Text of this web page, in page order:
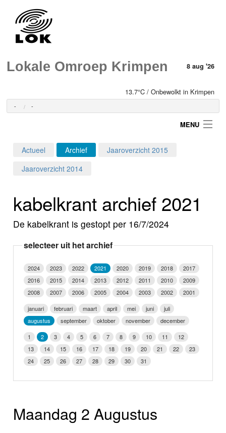
Lokale Omroep Krimpen 8 aug '26
13.7°C / Onbewolkt in Krimpen
- -
MENU
Programma's
Video
Webcam
Info
Actueel Archief
Jaaroverzicht 2015
Jaaroverzicht 2014
kabelkrant archief 2021
De kabelkrant is gestopt per 16/7/2024
selecteer uit het archief
2024 2023 2022 2021 2020 2019 2018
2017
2016
2015 2014 2013 2012 2011 2010
2009
2008
2007 2006 2005 2004 2003 2002
2001
januari
februari maart april mei juni
juli
augustus
september oktober november
december
1
2 3 4 5 6 7 8 9 10 11
12
13
14 15 16 17 18 19 20 21 22
23
24
25 26 27 28 29 30 31
Maandag 2 Augustus